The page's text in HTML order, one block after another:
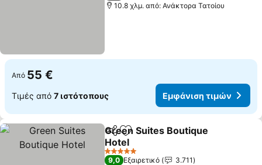
10.8 χλμ. από: Ανάκτορα Τατοίου
Από 55 €
Τιμές από 7 ιστότοπους Εμφάνιση τιμών
Κοινοποίηση
Προσθήκη στα αγαπημένα
Green Suites Boutique
Hotel
Εμφάνιση τιμών
5 Αστέρια
9,0 Εξαιρετικό
3.711